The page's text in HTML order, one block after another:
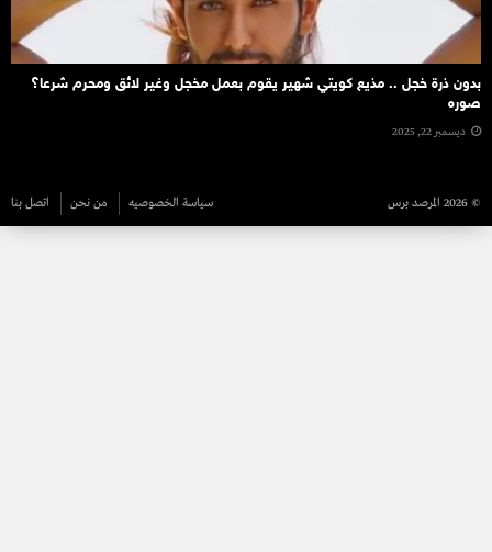
بدون ذرة خجل .. مذيع كويتي شهير يقوم بعمل مخجل وغير لائق ومحرم شرعا؟
صوره
ديسمبر 22, 2025
© 2026 المرصد برس سياسة الخصوصيه من نحن اتصل بنا